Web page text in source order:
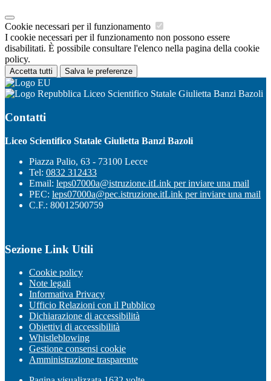
Cookie necessari per il funzionamento
I cookie necessari per il funzionamento non possono essere
disabilitati. È possibile consultare l'elenco nella pagina della cookie
policy.
Accetta tutti Salva le preferenze
Liceo Scientifico Statale Giulietta Banzi Bazoli
Contatti
Liceo Scientifico Statale Giulietta Banzi Bazoli
Piazza Palio, 63 - 73100 Lecce
Tel: 0832 312433
Email: leps07000a@istruzione.itLink per inviare una mail
PEC: leps07000a@pec.istruzione.itLink per inviare una mail
C.F.: 80012500759
Sezione Link Utili
Cookie policy
Note legali
Informativa Privacy
Ufficio Relazioni con il Pubblico
Dichiarazione di accessibilità
Obiettivi di accessibilità
Whistleblowing
Gestione consensi cookie
Amministrazione trasparente